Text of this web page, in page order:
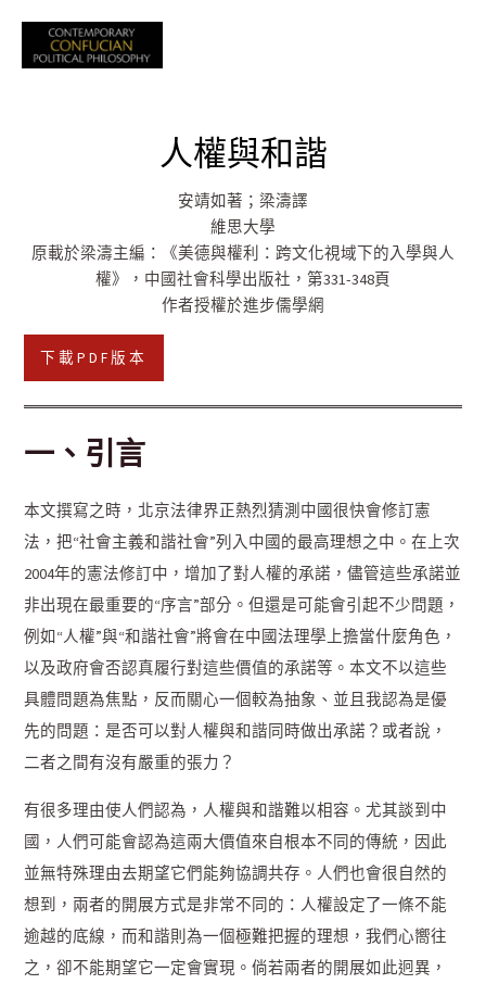
人權與和諧
安靖如著；梁濤譯
維思大學
原載於梁濤主編：《美德與權利：跨文化視域下的入學與人
權》，中國社會科學出版社，第331-348頁
作者授權於進步儒學網
下載PDF版本
一、引言
本文撰寫之時，北京法律界正熱烈猜測中國很快會修訂憲
法，把“社會主義和諧社會”列入中國的最高理想之中。在上次
2004年的憲法修訂中，增加了對人權的承諾，儘管這些承諾並
非出現在最重要的“序言”部分。但還是可能會引起不少問題，
例如“人權”與“和諧社會”將會在中國法理學上擔當什麼角色，
以及政府會否認真履行對這些價值的承諾等。本文不以這些
具體問題為焦點，反而關心一個較為抽象、並且我認為是優
先的問題：是否可以對人權與和諧同時做出承諾？或者說，
二者之間有沒有嚴重的張力？
有很多理由使人們認為，人權與和諧難以相容。尤其談到中
國，人們可能會認為這兩大價值來自根本不同的傳統，因此
並無特殊理由去期望它們能夠協調共存。人們也會很自然的
想到，兩者的開展方式是非常不同的：人權設定了一條不能
逾越的底線，而和諧則為一個極難把握的理想，我們心嚮往
之，卻不能期望它一定會實現。倘若兩者的開展如此迥異，